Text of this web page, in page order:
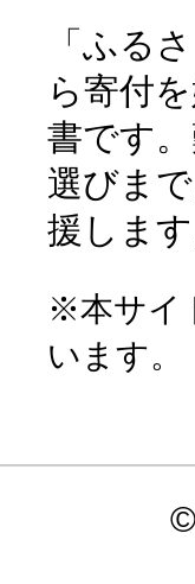
「ふる
ら寄付
書です
選びま
援します
※本サイ
います。